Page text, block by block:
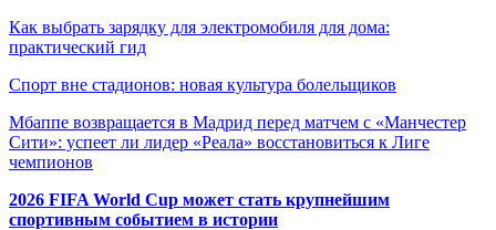
Как выбрать зарядку для электромобиля для дома:
практический гид
Спорт вне стадионов: новая культура болельщиков
Мбаппе возвращается в Мадрид перед матчем с «Манчестер
Сити»: успеет ли лидер «Реала» восстановиться к Лиге
чемпионов
2026 FIFA World Cup может стать крупнейшим
спортивным событием в истории